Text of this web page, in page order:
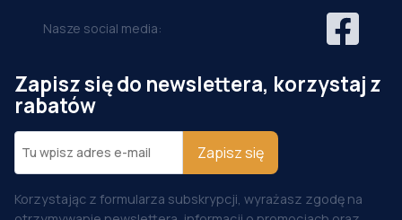
Nasze social media:
Zapisz się do newslettera, korzystaj z
rabatów
Zapisz się
Korzystając z formularza subskrypcji, wyrażasz zgodę na